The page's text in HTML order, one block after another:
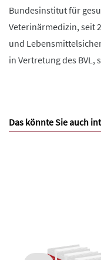
Bundesinstitut für
Veterinärmedizin, seit
und
in Vertretung des BVL,
Das könnte Sie auch